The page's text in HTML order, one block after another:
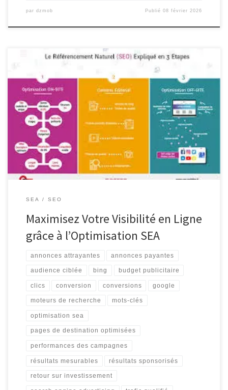
par dzmob Publié08 février 2026
Optimisation SEA : Maximisez Votre Visibilité en Ligne Optimisation
SEA : Maximisez Votre Visibilité en Ligne L’optimisation SEA,
acronyme de Search Engine Advertising, est une stratégie
incontournable pour les entreprises cherchant à accroître leur
visibilité en ligne et à attirer un trafic qualifié vers leur site web. En
effet, le […]
SEA SEO
Maximisez Votre Visibilité en Ligne
grâce à l’Optimisation SEA
annonces attrayantes annonces payantes
audience ciblée bing budget publicitaire
clics conversion conversions google
moteurs de recherche mots-clés
optimisation sea
pages de destination optimisées
performances des campagnes
résultats mesurables résultats sponsorisés
retour sur investissement